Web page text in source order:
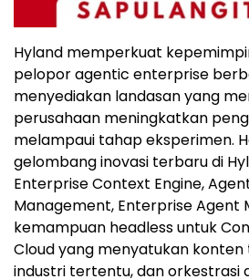
Hyland memperkuat
pelopor agentic enterprise
menyediakan landasan yang
perusahaan meningkatkan
melampaui tahap eksperimen.
gelombang inovasi terbaru di
Enterprise Context Engine,
Management, Enterprise Agent
kemampuan headless untuk
Cloud yang menyatukan
industri tertentu, dan orkestrasi